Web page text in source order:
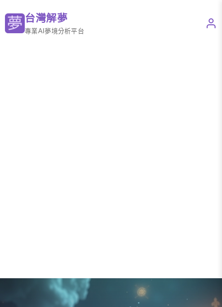
台灣解夢
專業AI夢境分析平台